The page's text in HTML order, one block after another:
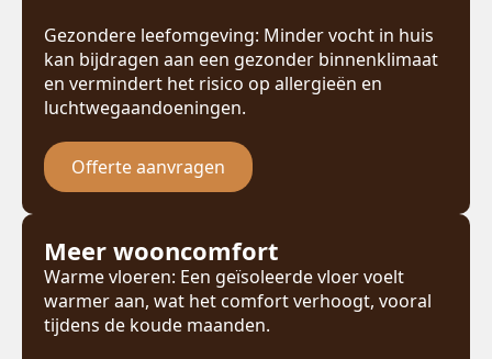
Gezondere leefomgeving: Minder vocht in huis
kan bijdragen aan een gezonder binnenklimaat
en vermindert het risico op allergieën en
luchtwegaandoeningen.
Offerte aanvragen
Meer wooncomfort
Warme vloeren: Een geïsoleerde vloer voelt
warmer aan, wat het comfort verhoogt, vooral
tijdens de koude maanden.